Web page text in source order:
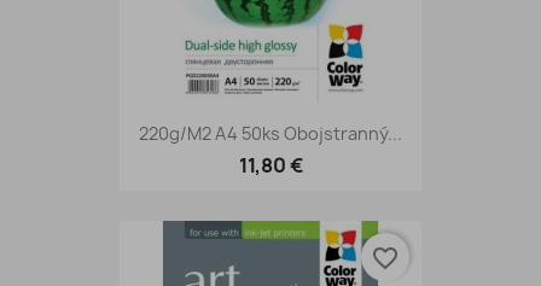
220g/m2 A4 50ks Obojstranný...
11,80 €
favorite_border